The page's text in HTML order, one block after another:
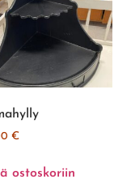
€
ostoskoriin